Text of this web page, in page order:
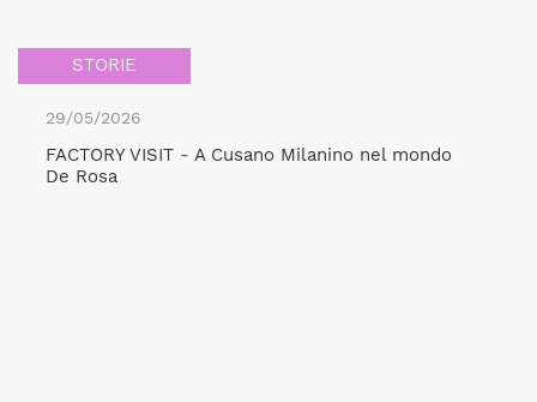
STORIE
29/05/2026
FACTORY VISIT - A Cusano Milanino nel mondo
De Rosa